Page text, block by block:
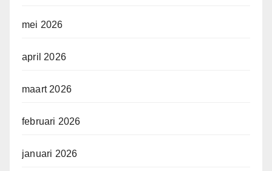
mei 2026
april 2026
maart 2026
februari 2026
januari 2026